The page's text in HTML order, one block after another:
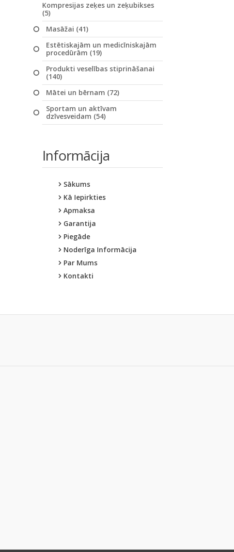
Kompresijas zeķes un zeķubikses
(5)
Masāžai (41)
Estētiskajām un medicīniskajām
procedūrām (19)
Produkti veselības stiprināšanai
(140)
Mātei un bērnam (72)
Sportam un aktīvam
dzīvesveidam (54)
Informācija
Sākums
Kā Iepirkties
Apmaksa
Garantija
Piegāde
Noderīga Informācija
Par Mums
Kontakti